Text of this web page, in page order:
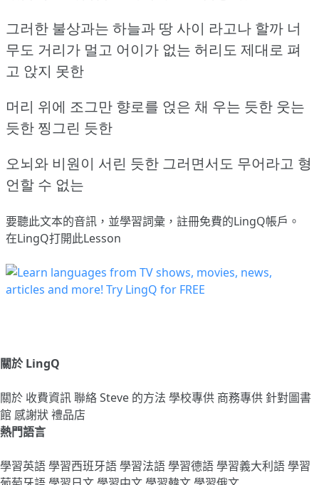
그러한 불상과는 하늘과 땅 사이 라고나 할까 너
무도 거리가 멀고 어이가 없는 허리도 제대로 펴
고 앉지 못한
머리 위에 조그만 향로를 얹은 채 우는 듯한 웃는
듯한 찡그린 듯한
오뇌와 비원이 서린 듯한 그러면서도 무어라고 형
언할 수 없는
要聽此文本的音訊，並學習詞彙， 註冊免費的LingQ帳戶。
在LingQ打開此Lesson
關於 LingQ
關於 收費資訊聯絡Steve 的方法 學校專供 商務專供 針對圖書
館 感謝狀禮品店
熱門語言
學習英語學習西班牙語學習法語學習德語學習義大利語學習